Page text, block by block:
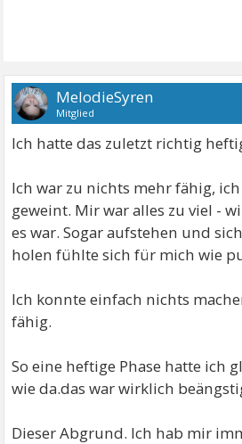
MelodieSyren
Mitglied
Ich hatte das zuletzt richtig
Ich war zu nichts mehr fähig,
geweint. Mir war alles zu viel -
es war. Sogar aufstehen und
holen fühlte sich für mich wie
Ich konnte einfach nichts
fähig.
So eine heftige Phase hatte ich
wie da.das war wirklich
Dieser Abgrund. Ich hab mir